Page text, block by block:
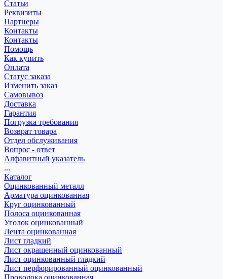
Статьи
Реквизиты
Партнеры
Контакты
Контакты
Помощь
Как купить
Оплата
Статус заказа
Изменить заказ
Самовывоз
Доставка
Гарантия
Погрузка требования
Возврат товара
Отдел обслуживания
Вопрос - ответ
Алфавитный указатель
...
Каталог
Оцинкованный металл
Арматура оцинкованная
Круг оцинкованный
Полоса оцинкованная
Уголок оцинкованный
Лента оцинкованная
Лист гладкий
Лист окрашенный оцинкованный
Лист оцинкованный гладкий
Лист перфорированный оцинкованный
Проволока оцинкованная